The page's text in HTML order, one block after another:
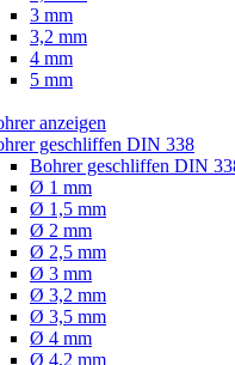
3 mm
3,2 mm
4 mm
5 mm
anzeigen
geschliffen DIN 338
Bohrer geschliffen DIN
Ø 1 mm
Ø 1,5 mm
Ø 2 mm
Ø 2,5 mm
Ø 3 mm
Ø 3,2 mm
Ø 3,5 mm
Ø 4 mm
Ø 4,2 mm